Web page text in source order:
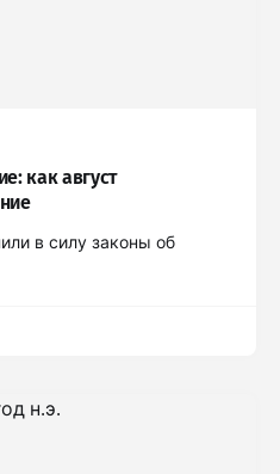
как август
в силу законы об